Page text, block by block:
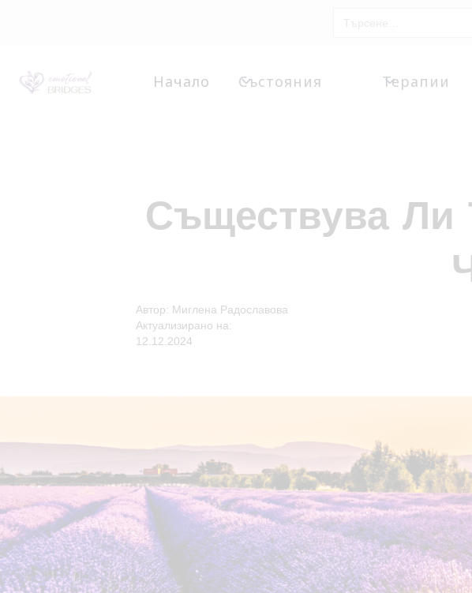
Начало Състояния Терапии
Съществува Ли
Автор: Миглена Радославова
Актуализирано на:
12.12.2024